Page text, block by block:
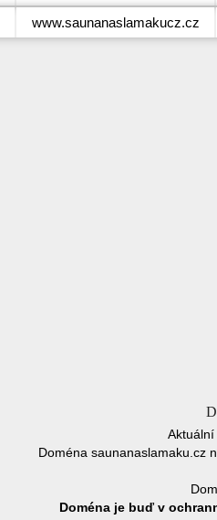
www.saunanaslamakucz.cz
Doména saunanaslamaku.cz
Doména je buď v